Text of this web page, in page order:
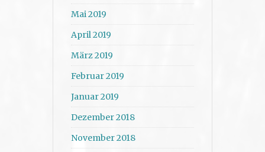
Mai 2019
April 2019
März 2019
Februar 2019
Januar 2019
Dezember 2018
November 2018